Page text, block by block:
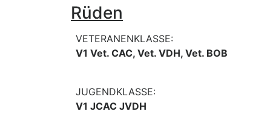
Rüden
VETERANENKLASSE:
V1 Vet. CAC, Vet. VDH, Vet. BOB
JUGENDKLASSE:
V1 JCAC JVDH